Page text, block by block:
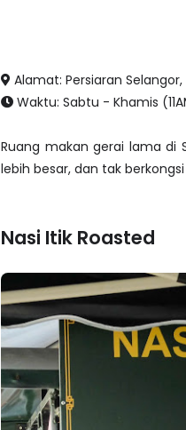
Alamat: Persiaran
Waktu: Sabtu - Khamis
Ruang makan gerai lama di
lebih besar, dan tak
Nasi Itik Roasted